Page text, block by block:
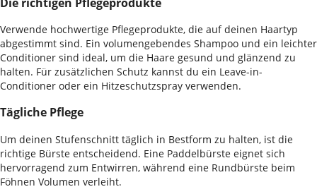
Verwende hochwertige Pflegeprodukte, die auf deinen Haartyp
abgestimmt sind. Ein volumengebendes Shampoo und ein leichter
Conditioner sind ideal, um die Haare gesund und glänzend zu
halten. Für zusätzlichen Schutz kannst du ein Leave-in-
Conditioner oder ein Hitzeschutzspray verwenden.
Tägliche Pflege
Um deinen Stufenschnitt täglich in Bestform zu halten, ist die
richtige Bürste entscheidend. Eine Paddelbürste eignet sich
hervorragend zum Entwirren, während eine Rundbürste beim
Föhnen Volumen verleiht.